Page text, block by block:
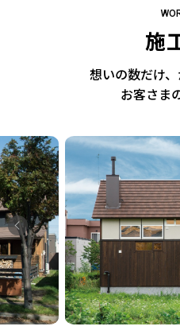
施
想いの数だけ、
お客さま